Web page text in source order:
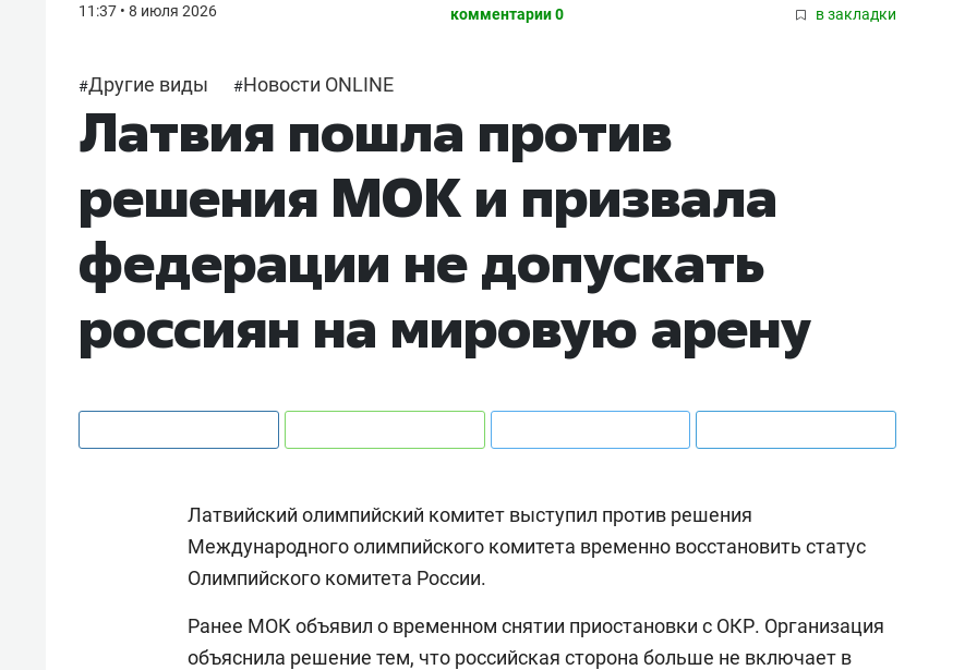
11:37 • 8 июля 2026 комментарии 0 в закладки
#Другие виды #Новости ONLINE
Латвия пошла против
решения МОК и призвала
федерации не допускать
россиян на мировую арену
Латвийский олимпийский комитет выступил против решения
Международного олимпийского комитета временно восстановить статус
Олимпийского комитета России.
Ранее МОК объявил о временном снятии приостановки с ОКР. Организация
объяснила решение тем, что российская сторона больше не включает в